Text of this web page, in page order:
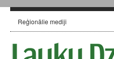
Reģionālie mediji